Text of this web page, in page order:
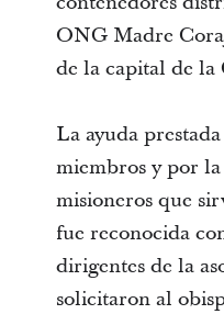
ONG Madre
de la capital de la
La ayuda
miembros y por
misioneros que
fue reconocida
dirigentes de la
solicitaron al